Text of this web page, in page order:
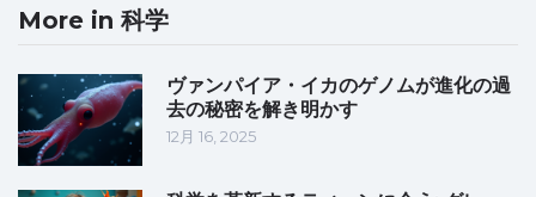
More in 科学
ヴァンパイア・イカのゲノムが進化の過
去の秘密を解き明かす
12月 16, 2025